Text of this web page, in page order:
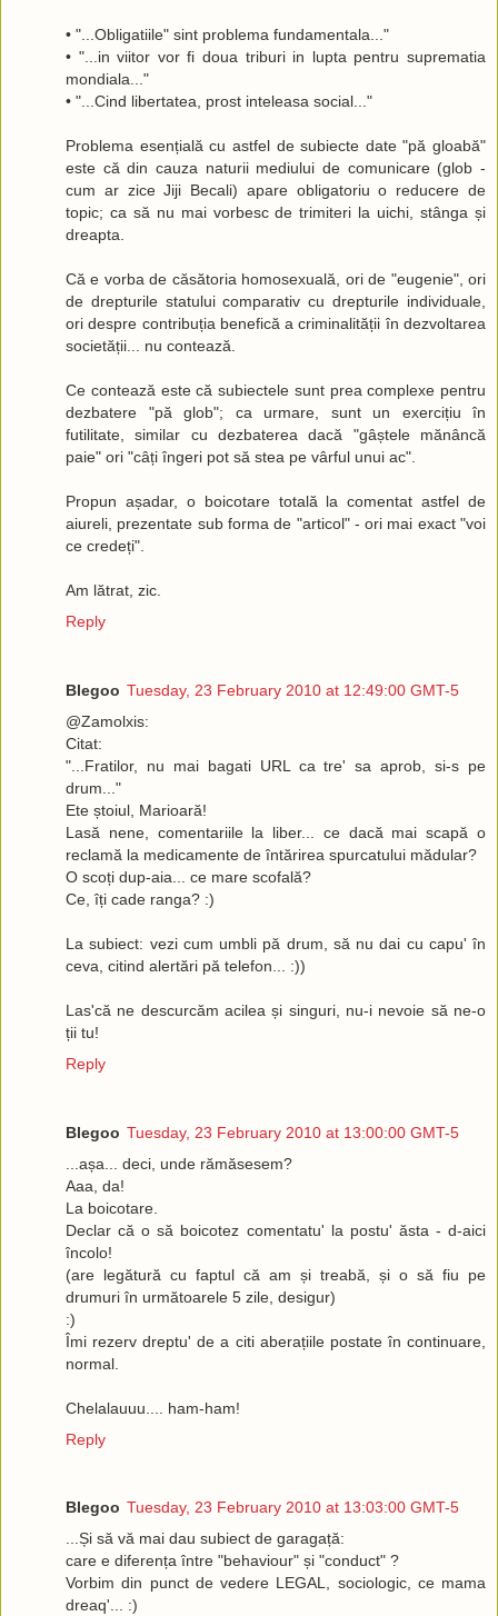
• "...Obligatiile" sint problema fundamentala..."
• "...in viitor vor fi doua triburi in lupta pentru suprematia
mondiala..."
• "...Cind libertatea, prost inteleasa social..."
Problema esențială cu astfel de subiecte date "pă gloabă"
este că din cauza naturii mediului de comunicare (glob -
cum ar zice Jiji Becali) apare obligatoriu o reducere de
topic; ca să nu mai vorbesc de trimiteri la uichi, stânga și
dreapta.
Că e vorba de căsătoria homosexuală, ori de "eugenie", ori
de drepturile statului comparativ cu drepturile individuale,
ori despre contribuția benefică a criminalității în dezvoltarea
societății... nu contează.
Ce contează este că subiectele sunt prea complexe pentru
dezbatere "pă glob"; ca urmare, sunt un exercițiu în
futilitate, similar cu dezbaterea dacă "gâștele mănâncă
paie" ori "câți îngeri pot să stea pe vârful unui ac".
Propun așadar, o boicotare totală la comentat astfel de
aiureli, prezentate sub forma de "articol" - ori mai exact "voi
ce credeți".
Am lătrat, zic.
Reply
Blegoo Tuesday, 23 February 2010 at 12:49:00 GMT-5
@Zamolxis:
Citat:
"...Fratilor, nu mai bagati URL ca tre' sa aprob, si-s pe
drum..."
Ete ștoiul, Marioară!
Lasă nene, comentariile la liber... ce dacă mai scapă o
reclamă la medicamente de întărirea spurcatului mădular?
O scoți dup-aia... ce mare scofală?
Ce, îți cade ranga? :)
La subiect: vezi cum umbli pă drum, să nu dai cu capu' în
ceva, citind alertări pă telefon... :))
Las'că ne descurcăm acilea și singuri, nu-i nevoie să ne-o
ții tu!
Reply
Blegoo Tuesday, 23 February 2010 at 13:00:00 GMT-5
...așa... deci, unde rămăsesem?
Aaa, da!
La boicotare.
Declar că o să boicotez comentatu' la postu' ăsta - d-aici
încolo!
(are legătură cu faptul că am și treabă, și o să fiu pe
drumuri în următoarele 5 zile, desigur)
:)
Îmi rezerv dreptu' de a citi aberațiile postate în continuare,
normal.
Chelalauuu.... ham-ham!
Reply
Blegoo Tuesday, 23 February 2010 at 13:03:00 GMT-5
...Și să vă mai dau subiect de garagață:
care e diferența între "behaviour" și "conduct" ?
Vorbim din punct de vedere LEGAL, sociologic, ce mama
dreaq'... :)